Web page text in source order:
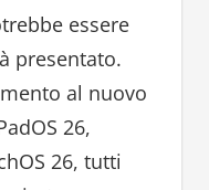
essere
presentato.
al nuovo
26,
26, tutti